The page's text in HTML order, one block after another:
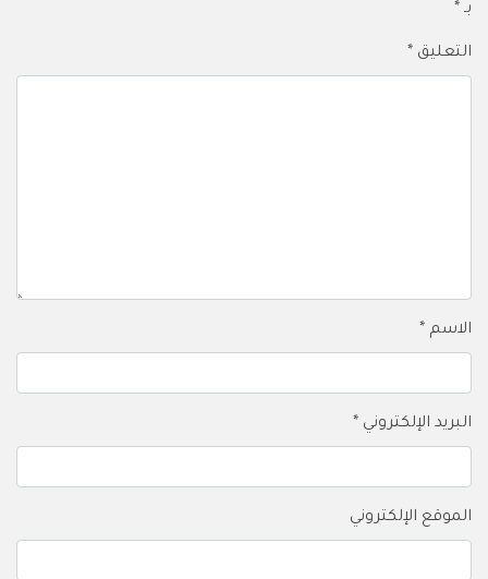
بـ *
التعليق *
الاسم *
البريد الإلكتروني *
الموقع الإلكتروني